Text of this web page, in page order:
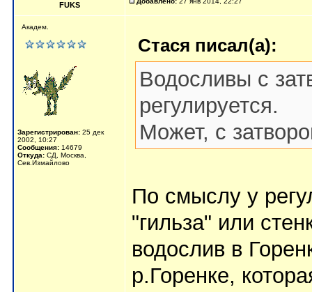
FUKS
Академ.
Зарегистрирован: 25 дек
2002, 10:27
Сообщения: 14679
Откуда: СД, Москва,
Сев.Измайлово
Стася писал(а):
Водосливы с
регулируется.
Может, с
По смыслу у
"гильза" или
водослив в
р.Горенке,